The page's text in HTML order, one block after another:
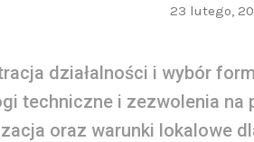
23 lutego,
działalności i wybór
techniczne i zezwolenia na
oraz warunki lokalowe